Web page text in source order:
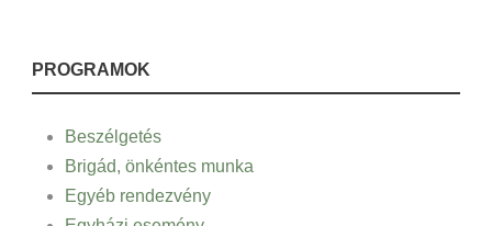
PROGRAMOK
Beszélgetés
Brigád, önkéntes munka
Egyéb rendezvény